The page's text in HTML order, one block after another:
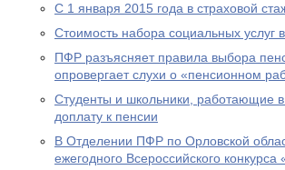
С 1 января 2015 года в страховой
Стоимость набора социальных услуг
ПФР разъясняет правила выбора
опровергает слухи о «пенсионном
Студенты и школьники, работающие
доплату к пенсии
В Отделении ПФР по Орловской
ежегодного Всероссийского